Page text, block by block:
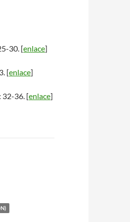
30. [enlace]
[enlace]
32-36. [enlace]